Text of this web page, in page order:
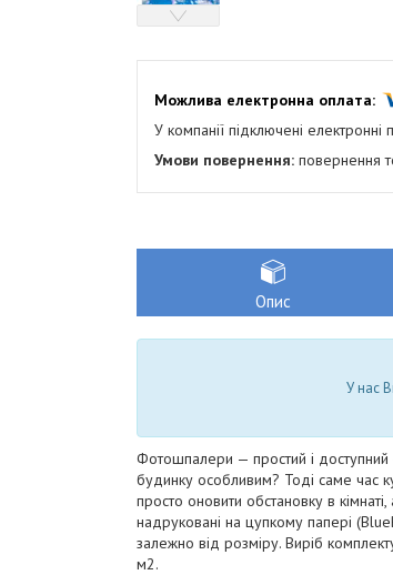
У компанії підключені
повернення
Опис
У нас
Фотошпалери — простий і доступний
будинку особливим? Тоді саме час
просто оновити обстановку в
надруковані на цупкому папері
залежно від розміру. Виріб
м2.